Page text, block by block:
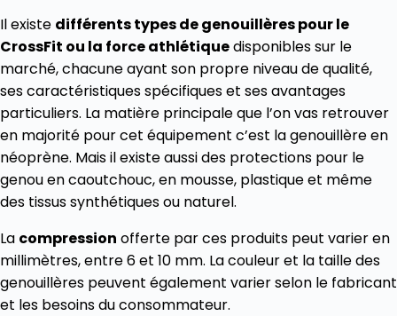
Il existe différents types de genouillères pour le
CrossFit ou la force athlétiquedisponibles sur le
marché, chacune ayant son propre niveau de qualité,
ses caractéristiques spécifiques et ses avantages
particuliers. La matière principale que l’on vas retrouver
en majorité pour cet équipement c’est la genouillère en
néoprène. Mais il existe aussi des protections pour le
genou en caoutchouc, en mousse, plastique et même
des tissus synthétiques ou naturel.
La compression offerte par ces produits peut varier en
millimètres, entre 6 et 10 mm. La couleur et la taille des
genouillères peuvent également varier selon le fabricant
et les besoins du consommateur.